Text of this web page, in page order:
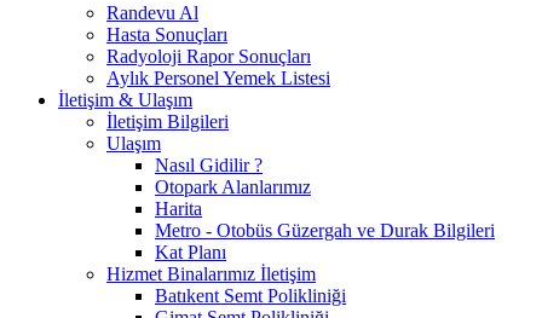
Randevu Al
Hasta Sonuçları
Radyoloji Rapor Sonuçları
Aylık Personel Yemek Listesi
İletişim & Ulaşım
İletişim Bilgileri
Ulaşım
Nasıl Gidilir ?
Otopark Alanlarımız
Harita
Metro - Otobüs Güzergah ve Durak Bilgileri
Kat Planı
Hizmet Binalarımız İletişim
Batıkent Semt Polikliniği